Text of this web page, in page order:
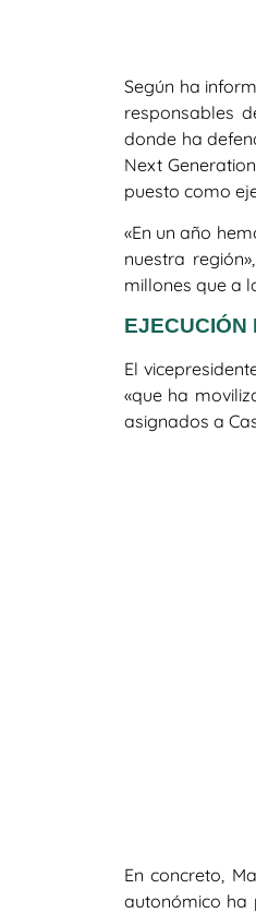
Según ha
responsables
donde ha
Next
puesto como
«En un año
nuestra
millones que a
EJECUCIÓN
El
«que ha
asignados a
En concreto,
autonómico ha